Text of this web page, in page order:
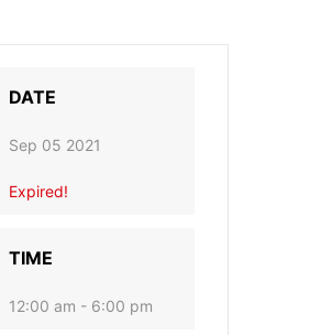
DATE
Sep 05 2021
Expired!
TIME
12:00 am - 6:00 pm